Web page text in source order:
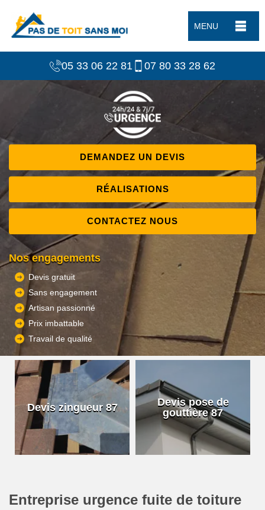
MENU
05 33 06 22 81 07 80 33 28 62
DEMANDEZ UN DEVIS
RÉALISATIONS
CONTACTEZ NOUS
Nos engagements
Devis gratuit
Sans engagement
Artisan passionné
Prix imbattable
Travail de qualité
Devis zingueur 87
Devis pose de
gouttière 87
Entreprise urgence fuite de toiture